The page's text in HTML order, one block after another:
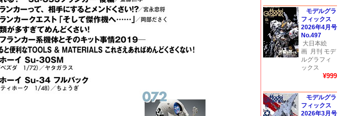
モデルグラ
フィックス
2026年4月号
No.497
大日本絵
画 月刊 モデ
ルグラフィ
ックス
¥999
モデルグラ
フィックス
2026年3月号